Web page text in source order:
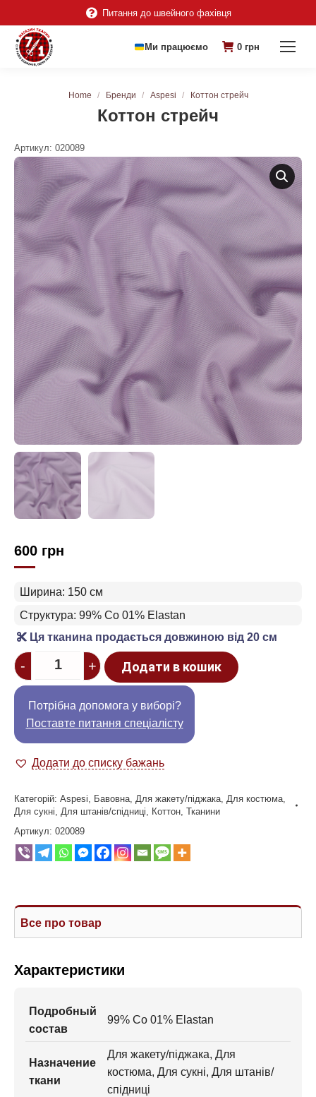
Питання до швейного фахівця
Ми працюємо 0 грн
Коттон стрейч
You are here:
Home Бренди Aspesi Коттон стрейч
Артикул: 020089
600 грн
Ширина: 150 см
Структура: 99% Co 01% Elastan
Ця тканина продається довжиною від 20 см
Quantity
- + Додати в кошик
Потрібна допомога у виборі?
Поставте питання спеціалісту
Додати до списку бажань
Категорій: Aspesi Бавовна Для жакету/піджака Для костюма
Для сукні
Для штанів/спідниці Коттон Тканини
Артикул: 020089
Все про товар
Характеристики
Подробный
состав
99% Co 01% Elastan
Назначение
ткани
Для жакету/піджака, Для
костюма, Для сукні, Для штанів/
спідниці